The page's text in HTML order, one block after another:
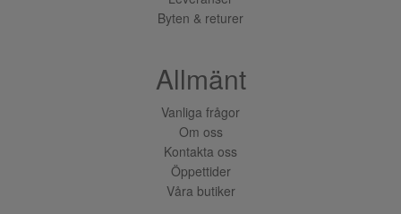
Byten & returer
Allmänt
Vanliga frågor
Om oss
Kontakta oss
Öppettider
Våra butiker